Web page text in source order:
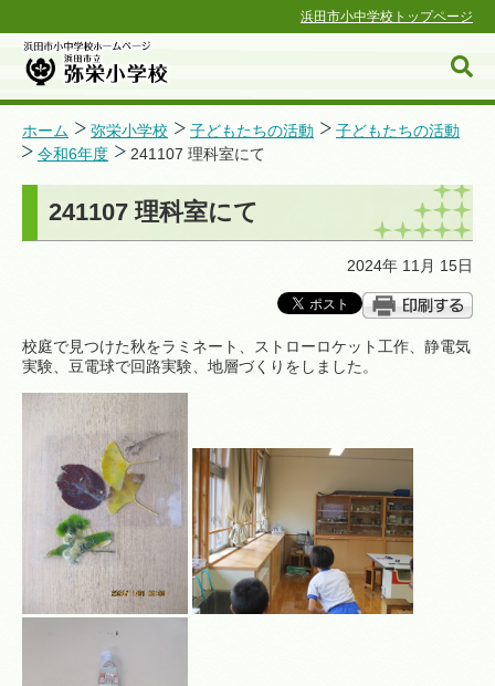
浜田市小中学校トップページ
浜田市小中学校ホームページ
ホーム 弥栄小学校 子どもたちの活動
子どもたちの活動
令和6年度
241107 理科室にて
241107 理科室にて
2024年 11月 15日
校庭で見つけた秋をラミネート、ストローロケット工作、静電気
実験、豆電球で回路実験、地層づくりをしました。